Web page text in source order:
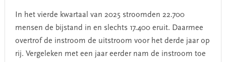
In het vierde kwartaal van 2025 stroomden 22.700
mensen de bijstand in en slechts 17.400 eruit. Daarmee
overtrof de instroom de uitstroom voor het derde jaar op
rij. Vergeleken met een jaar eerder nam de instroom toe